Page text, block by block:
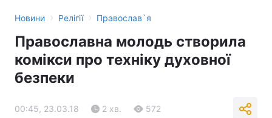
Новини › Релігії › Православ`я
Православна молодь створила
комікси про техніку духовної
безпеки
00:45, 23.03.18 2 хв. 572